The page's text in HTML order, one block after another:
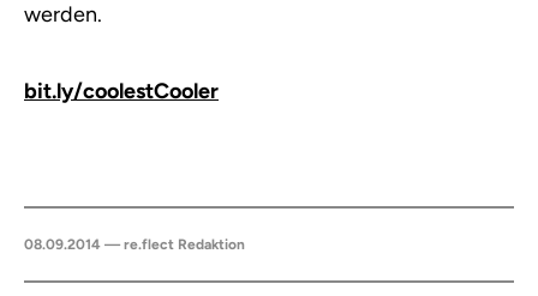
werden.
bit.ly/coolestCooler
08.09.2014 — re.flect Redaktion